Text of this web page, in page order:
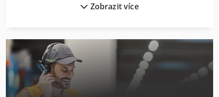
Kayakocvib Kvm 1000
Kovosvit Mas Mcv 1000
Kubota U50-5
Zobrazit více